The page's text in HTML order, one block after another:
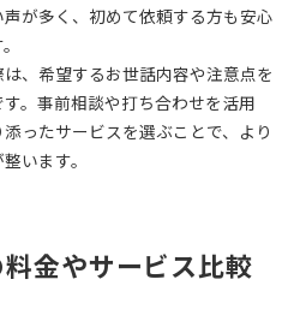
が多く、初めて依頼する方も安心
、希望するお世話内容や注意点を
。事前相談や打ち合わせを活用
ったサービスを選ぶことで、より
います。
金やサービス比較